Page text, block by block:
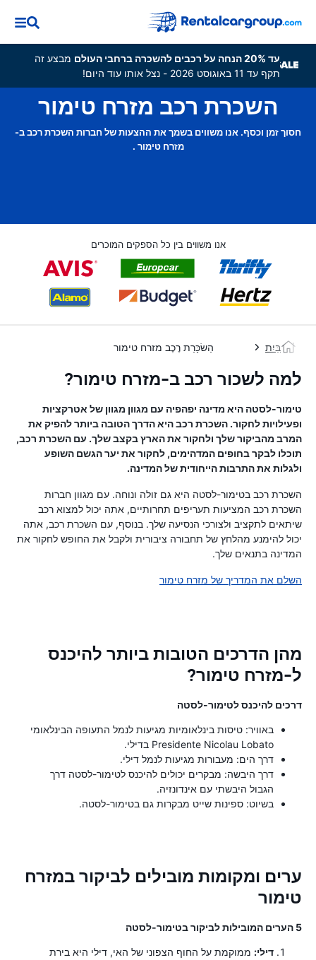
עד 20% הנחה על רכבים להשכרה ברחבי העולם
מבצע זה
תקף עד 11 באוגוסט 2026 - נצל אותו עוד היום!
השכרת רכב מזרח טימור
חסוך זמן וכסף. אנו משווים בשמך את ההצעות של חברות השכרת רכב ב-
מזרח טימור .
אנו משווים בין כל הספקים המוכרים
בַּיִת הַשׂכָּרַת רֶכֶב מזרח טימור
למה לשכור רכב ב-מזרח טימור?
טימור-לסטה היא מדינה יפהפיה עם מגוון מגוון של אטרקציות
ופעילויות לחקור. השכרת רכב היא הדרך הטובה ביותר להפיק את
המרב מהביקור שלך ולחקור את הארץ בקצב שלך. עם השכרת רכב,
תוכלו לבקר בחופים המדהימים, לחקור את יער הגשם השופע
ולגלות את התרבות הייחודית של המדינה.
השכרת רכב בטימור-לסטה היא גם זולה ונוחה. עם מגוון חברות
השכרת רכב המציעות תעריפים תחרותיים, אתה יכול למצוא רכב
שיתאים לתקציב ולצורכי הנסיעה שלך. בנוסף, עם השכרת רכב, אתה
יכול להימנע מהלחץ של תחבורה ציבורית ולקבל את החופש לחקור את
המדינה בתנאים שלך.
השלם את המדריך של מזרח טימור
מהן הדרכים הטובות ביותר להיכנס
ל-מזרח טימור?
דרכים להיכנס לטימור-לסטה
באוויר: טיסות בינלאומיות מגיעות לנמל התעופה הבינלאומי
Presidente Nicolau Lobato בדילי.
דרך הים: מעבורות מגיעות לנמל דילי.
דרך היבשה: מבקרים יכולים להיכנס לטימור-לסטה דרך
הגבול היבשתי עם אינדונזיה.
בשיוט: ספינות שייט מבקרות גם בטימור-לסטה.
ערים ומקומות מובילים לביקור במזרח
טימור
5 הערים המובילות לביקור בטימור-לסטה
דילי: ממוקמת על החוף הצפוני של האי, דילי היא בירת